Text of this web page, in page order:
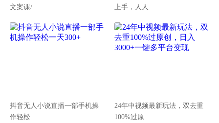
文案课/
上手，人人
抖音无人小说直播一部手机操
作轻松
24年中视频最新玩法，双去重
100%过原